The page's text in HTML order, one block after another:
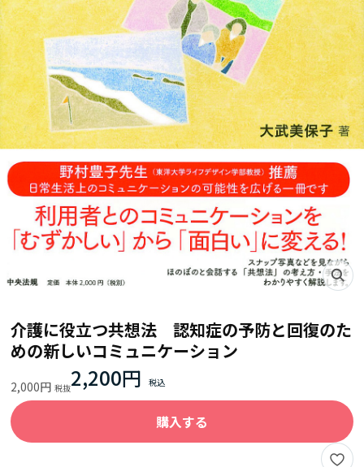
介護に役立つ共想法 認知症の予防と回復のた
めの新しいコミュニケーション
2,000円 2,200円
購入する